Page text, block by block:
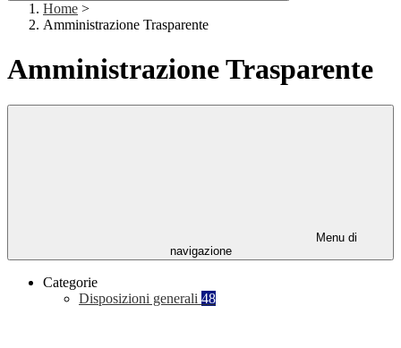
Home >
Amministrazione Trasparente
Amministrazione Trasparente
Menu di
navigazione
Categorie
Disposizioni generali 48